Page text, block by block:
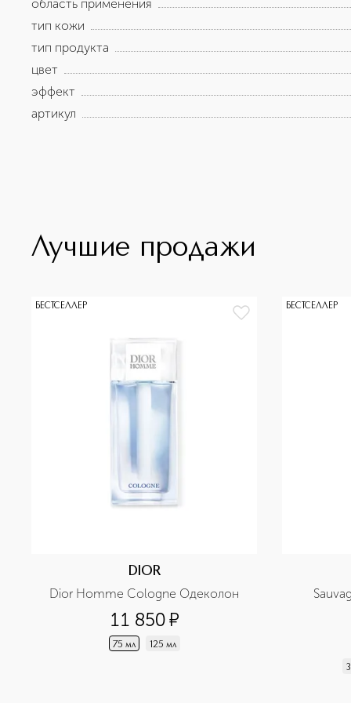
компоненты придают мягкость, благодаря чему
область применения
тип кожи
тип продукта
цвет
эффект
артикул
Лучшие продажи
БЕСТСЕЛЛЕР
DIOR
Dior Homme Cologne Одеколон
11 850¤
75 мл 125 мл
БЕСТСЕЛЛЕР